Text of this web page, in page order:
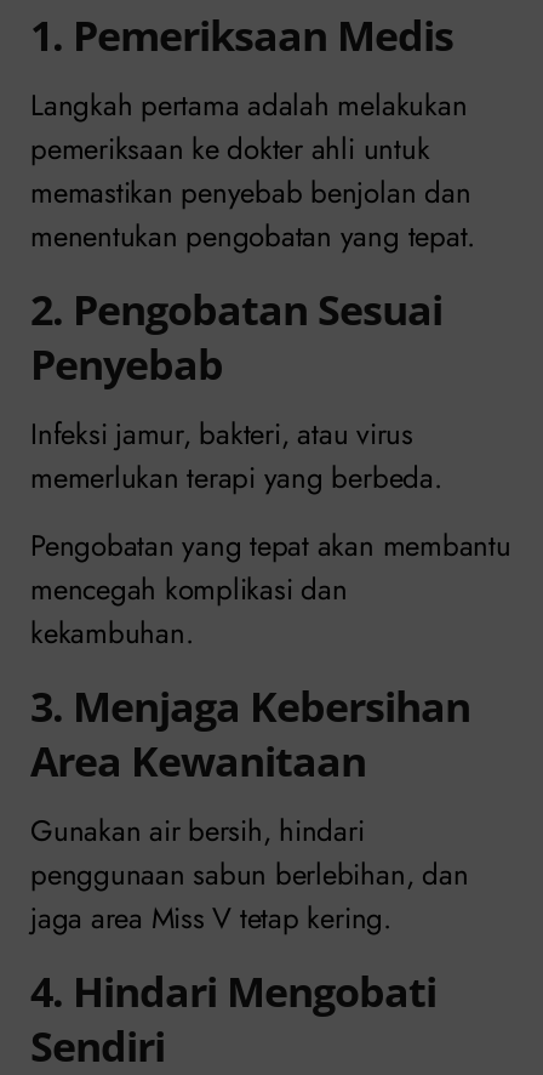
1. Pemeriksaan Medis
Langkah pertama adalah melakukan
pemeriksaan ke dokter ahli untuk
memastikan penyebab benjolan dan
menentukan pengobatan yang tepat.
2. Pengobatan Sesuai
Penyebab
Infeksi jamur, bakteri, atau virus
memerlukan terapi yang berbeda.
Pengobatan yang tepat akan membantu
mencegah komplikasi dan
kekambuhan.
3. Menjaga Kebersihan
Area Kewanitaan
Gunakan air bersih, hindari
penggunaan sabun berlebihan, dan
jaga area Miss V tetap kering.
4. Hindari Mengobati
Sendiri